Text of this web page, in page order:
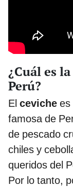
¿Cuál es
Perú?
El ceviche es
famosa de
de pescado
chiles y
queridos del
Por lo tanto,